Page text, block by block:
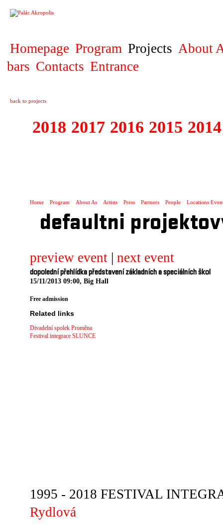
Homepage Program Projects About
bars Contacts Entrance
back to projects
2018 2017 2016 2015 2014
Home Program About As Artists Press Partners People Locations
defaultni
preview event | next event
dopolední přehlídka představení základních a speciálních škol
15/11/2013 09:00, Big Hall
Free admission
Related links
Divadelní spolek Proměna
Festival integrace SLUNCE
1995 - 2018 FESTIVAL
Rydlová